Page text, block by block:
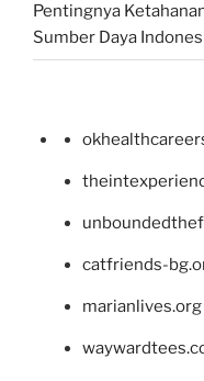
Pentingnya
Sumber Daya
catfriends-
marianlives.org